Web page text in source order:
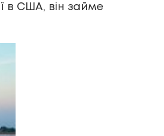
в США, він займе